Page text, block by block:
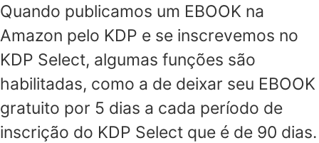
Quando publicamos um EBOOK na
Amazon pelo KDP e se inscrevemos no
KDP Select, algumas funções são
habilitadas, como a de deixar seu EBOOK
gratuito por 5 dias a cada período de
inscrição do KDP Select que é de 90 dias.